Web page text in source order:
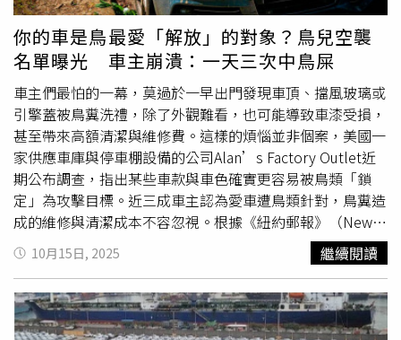
富的孵化器及育成生態，其中「前海深港青年夢工廠」正在
興建第三期基地。（圖／何曼卿攝）以「中國矽谷」自許的
深圳，在打造科技創新生態、孵化及育成系統上不遺餘力，
提供各式各樣的獎勵與資金，吸引中國、香港、澳門及台灣
等全球人才，其中，2014年成立的「前海深港青年夢工
廠」，目前已完成兩期基地，第三期正在興建中，辦公及居
住空間以每平方米一元人民幣租給新創青年。前海深港青年
夢工廠成軍十年來，孵化平台已協助青年創業搭建計算、傳
輸、測試、精密生產等平台，技術應用在LLM、智能汽車及
低空經濟等，在今年新出爐的孵化成績單上，有一間台灣企
業「深圳咸軏科技」，由清大動力博士劉順男所創辦，是一
間專注於AI體感融合技術的創新型企業。依深圳官方統計，
深圳國家高新技術企業數量高達2.5萬家，平均每平方公里
有12家，在中國居冠，而前海區較知名的新創公司之一，就
是去年底在美國掛牌上市的自動駕駛獨角獸「小馬智行」
（PONY）。記者在深圳試乘小馬智行的自駕計程車，經過
由星宇航空斥資750萬元設計，將飛機艙搬進市區，以金屬
質感外殼、圓形艙窗與跑道造型屋頂打造沉浸式體驗。七堵
郵局前站，這座「行動郵車」造型候車亭是七堵新地標，由
中華郵政打造，完整還原郵務車外型與經典綠條紋。居民稱
它為「最可愛的車站」，夜間點燈時更像一輛即將發送幸福
信件的郵車。基隆女中站，由波蜜公司認養的「蔬果樂園」
候車亭，以果汁色調和立體水果裝飾構成，傳達自然、健康
與青春形象。彩色果攤風格讓原本單調的街角瞬間活起來，
也反映品牌長期關懷青少年的健康理念。夜晚點燈後果色光
影交錯，成為城市裡的一抹朝氣亮色。
你的車是鳥最愛「解放」的對象？鳥兒空襲
名單曝光 車主崩潰：一天三次中鳥屎
車主們最怕的一幕，莫過於一早出門發現車頂、擋風玻璃或
引擎蓋被鳥糞洗禮，除了外觀難看，也可能導致車漆受損，
甚至帶來高額清潔與維修費。這樣的煩惱並非個案，美國一
家供應車庫與停車棚設備的公司Alan’s Factory Outlet近
期公布調查，指出某些車款與車色確實更容易被鳥類「鎖
定」為攻擊目標。近三成車主認為愛車遭鳥類針對，鳥糞造
成的維修與清潔成本不容忽視。根據《紐約郵報》（New
York Post）報導，這份針對1000名車主進行的問卷調查發
現，棕色、紅色與黑色車輛最常成為鳥類空中投彈的對象；
相對地，白色、銀色與灰色車輛中彈機率較低。調查還指
出，Ram皮卡名列最常被鳥糞襲擊的品牌榜首，其他高風險
車款包括Jeep、Chevrolet（雪佛蘭）、Nissan、Dodge與
10月15日, 2025 繼續閱讀